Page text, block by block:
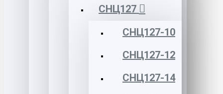
СНЦ127
СНЦ127-10
СНЦ127-12
СНЦ127-14